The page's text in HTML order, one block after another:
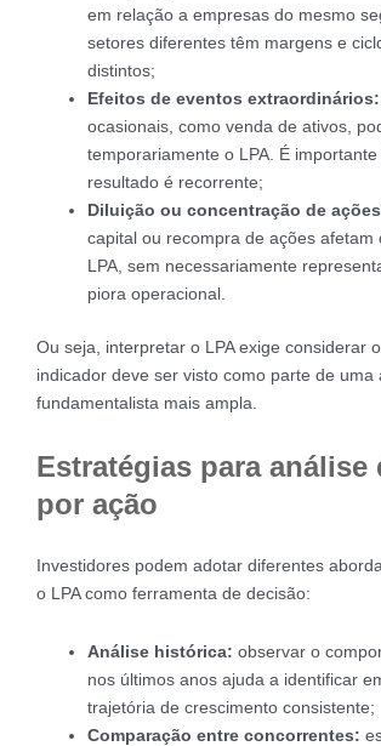
em relação a empresas do mesmo
setores diferentes têm margens e
distintos;
Efeitos de eventos extraordinários:
ocasionais, como venda de ativos,
temporariamente o LPA. É
resultado é recorrente;
Diluição ou concentração de
capital ou recompra de ações afetam
LPA, sem necessariamente
piora operacional.
Ou seja, interpretar o LPA exige considerar
indicador deve ser visto como parte de uma
fundamentalista mais ampla.
Estratégias para análise
por ação
Investidores podem adotar diferentes
o LPA como ferramenta de decisão:
Análise histórica: observar o
nos últimos anos ajuda a identificar
trajetória de crescimento consistente;
Comparação entre concorrentes: